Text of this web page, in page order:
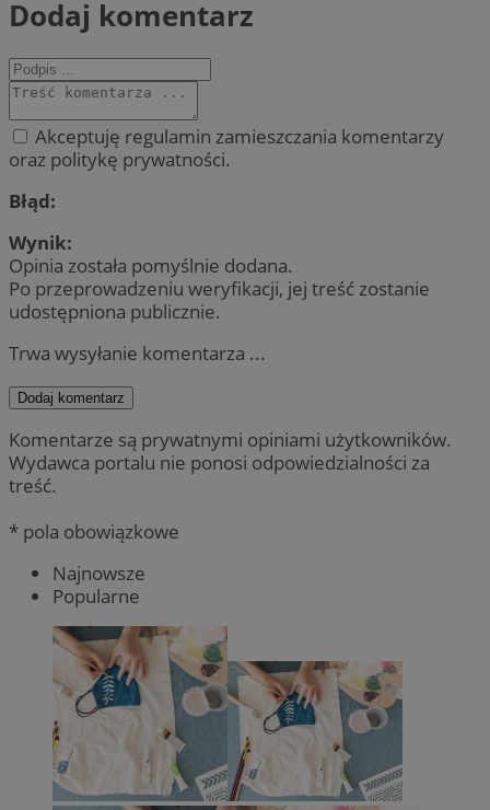
Dodaj komentarz
Akceptuję regulamin zamieszczania komentarzy
oraz politykę prywatności.
Błąd:
Wynik:
Opinia została pomyślnie dodana.
Po przeprowadzeniu weryfikacji, jej treść zostanie
udostępniona publicznie.
Trwa wysyłanie komentarza ...
Dodaj komentarz
Komentarze są prywatnymi opiniami użytkowników.
Wydawca portalu nie ponosi odpowiedzialności za
treść.
* pola obowiązkowe
Najnowsze
Popularne